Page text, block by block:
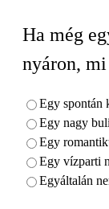
Ha még
nyáron,
Egy spontán
Egy nagy buli
Egy
Egy vízparti
Egyáltalán